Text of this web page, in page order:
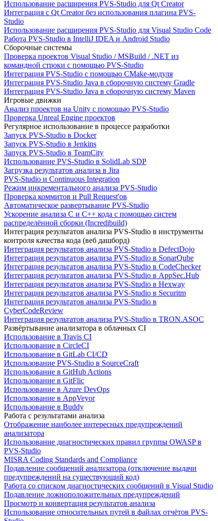
Использование расширения PVS-Studio для Qt Creator
Интеграция с Qt Creator без использования плагина PVS-
Studio
Использование расширения PVS-Studio для Visual Studio Code
Работа PVS-Studio в IntelliJ IDEA и Android Studio
Сборочные системы
Проверка проектов Visual Studio / MSBuild / .NET из
командной строки с помощью PVS-Studio
Интеграция PVS-Studio с помощью CMake-модуля
Интеграция PVS-Studio Java в сборочную систему Gradle
Интеграция PVS-Studio Java в сборочную систему Maven
Игровые движки
Анализ проектов на Unity с помощью PVS-Studio
Проверка Unreal Engine проектов
Регулярное использование в процессе разработки
Запуск PVS-Studio в Docker
Запуск PVS-Studio в Jenkins
Запуск PVS-Studio в TeamCity
Использование PVS-Studio в SolidLab SDP
Загрузка результатов анализа в Jira
PVS-Studio и Continuous Integration
Режим инкрементального анализа PVS-Studio
Проверка коммитов и Pull Request'ов
Автоматическое развертывание PVS-Studio
Ускорение анализа C и C++ кода с помощью систем
распределённой сборки (Incredibuild)
Интеграция результатов анализа PVS-Studio в инструменты
контроля качества кода (веб дашборд)
Интеграция результатов анализа PVS-Studio в DefectDojo
Интеграция результатов анализа PVS-Studio в SonarQube
Интеграция результатов анализа PVS-Studio в CodeChecker
Интеграция результатов анализа PVS-Studio в AppSec.Hub
Интеграция результатов анализа PVS-Studio в Hexway
Интеграция результатов анализа PVS-Studio в Securitm
Интеграция результатов анализа PVS-Studio в
CyberCodeReview
Интеграция результатов анализа PVS-Studio в TRON.ASOC
Развёртывание анализатора в облачных CI
Использование в Travis CI
Использование в CircleCI
Использование в GitLab CI/CD
Использование PVS-Studio в SourceCraft
Использование в GitHub Actions
Использование в GitFlic
Использование в Azure DevOps
Использование в AppVeyor
Использование в Buddy
Работа с результатами анализа
Отображение наиболее интересных предупреждений
анализатора
Использование диагностических правил группы OWASP в
PVS-Studio
MISRA Coding Standards and Compliance
Подавление сообщений анализатора (отключение выдачи
предупреждений на существующий код)
Работа со списком диагностических сообщений в Visual Studio
Подавление ложноположительных предупреждений
Просмотр и конвертация результатов анализа
Использование относительных путей в файлах отчётов PVS-